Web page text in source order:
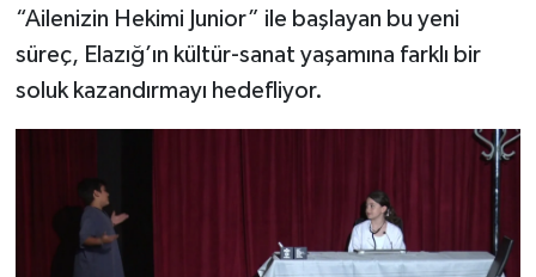
“Ailenizin Hekimi Junior” ile başlayan bu yeni
süreç, Elazığ’ın kültür-sanat yaşamına farklı bir
soluk kazandırmayı hedefliyor.